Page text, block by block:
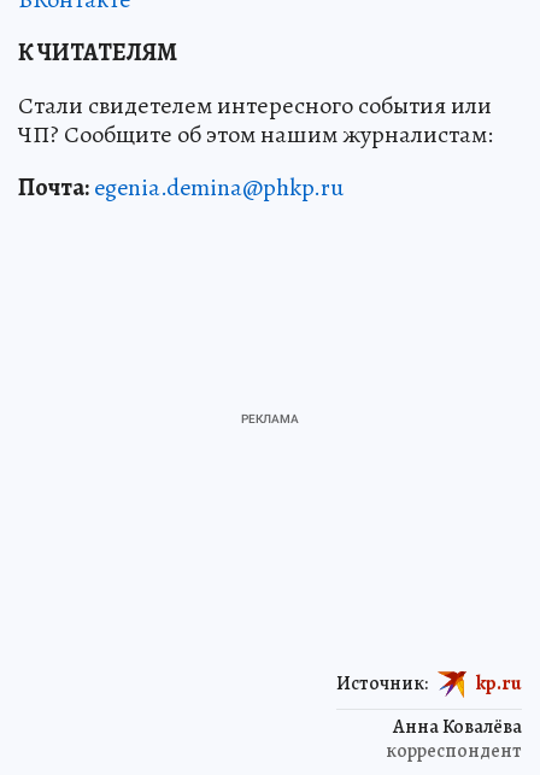
К ЧИТАТЕЛЯМ
Стали свидетелем интересного события или
ЧП? Сообщите об этом нашим журналистам:
Почта:egenia.demina@phkp.ru
Анна Ковалёва
корреспондент
Источник: kp.ru